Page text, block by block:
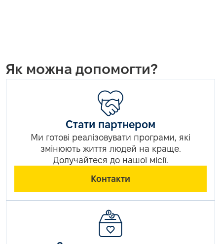
Як можна допомогти?
Стати партнером
Ми готові реалізовувати програми, які
змінюють життя людей на краще.
Долучайтеся до нашої місії.
Контакти